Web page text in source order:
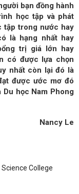
bạn đồng hành
học tập và phát
tập trong nước hay
là hạng nhất hay
trị giá lớn hay
có được lựa chọn
nhất còn lại đó là
được ước mơ đó
học Nam Phong
Nancy Le
College